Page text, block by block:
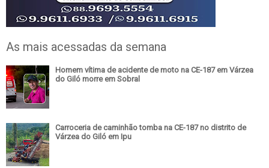
As mais acessadas da semana
Homem vítima de acidente de moto na CE-187 em Várzea
do Giló morre em Sobral
Carroceria de caminhão tomba na CE-187 no distrito de
Várzea do Giló em Ipu